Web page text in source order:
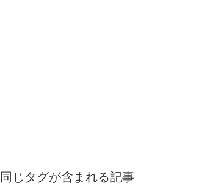
同じタグが含まれる記事